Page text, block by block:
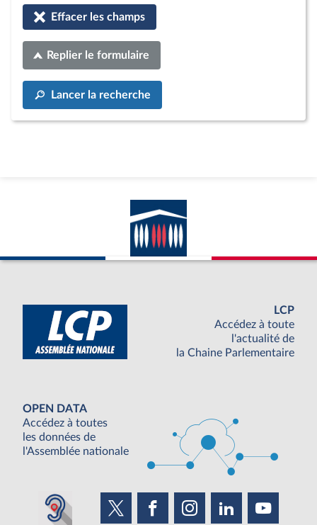
Effacer les champs
Replier le formulaire
Lancer la recherche
LCP
Accédez à toute
l'actualité de
la Chaine Parlementaire
OPEN DATA
Accédez à toutes
les données de
l'Assemblée nationale